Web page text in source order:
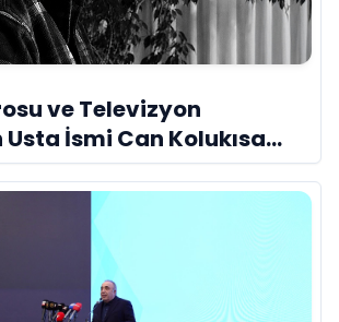
ve Televizyon
Usta İsmi Can Kolukısa